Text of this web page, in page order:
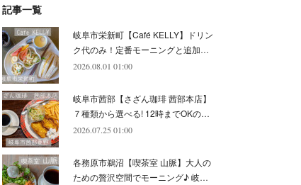
(7
(6
(10)
(5
(6)
(8)
(4)
(6)
( 7)
(9)
(2)
(5)
(1)
(8)
(4)
(7)
(5)
(4)
(4)
(10)
(10)
(6)
(8)
(7)
(6)
(5)
(6)
(8)
(8)
(8)
(8)
(8)
(9)
(9)
(9)
(7)
(10)
(12)
(16)
(9)
(13)
(8)
(6)
記事一覧
岐阜市栄新町【Café KELLY】ドリン
ク代のみ！定番モーニングと追加…
2026.08.01 01:00
岐阜市茜部【さざん珈琲 茜部本店】
７種類から選べる! 12時までOKの…
2026.07.25 01:00
各務原市鵜沼【喫茶室 山脈】大人の
ための贅沢空間でモーニング♪ 岐…